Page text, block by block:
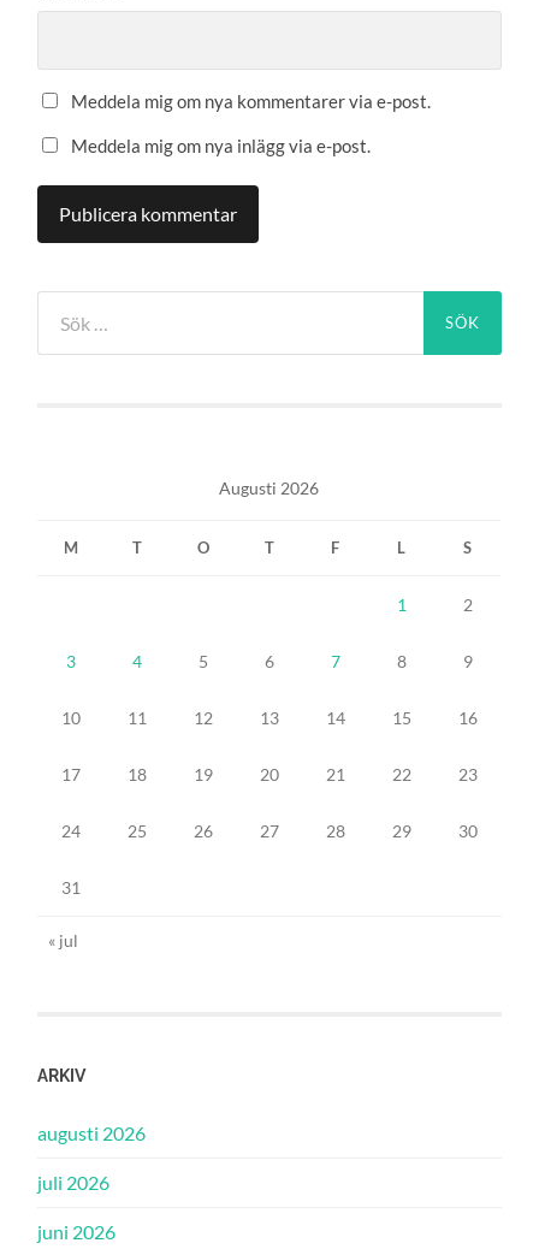
Meddela mig om nya kommentarer via e-post.
Meddela mig om nya inlägg via e-post.
efter:
Augusti 2026
M T O T F L S
1 2
3 4 5 6 7 8 9
10 11 12 13 14 15 16
17 18 19 20 21 22 23
24 25 26 27 28 29 30
31
« jul
ARKIV
augusti 2026
juli 2026
juni 2026